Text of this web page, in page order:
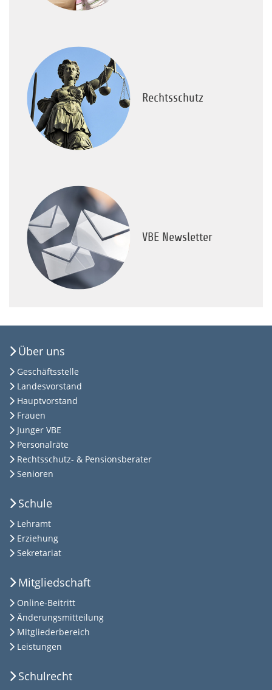
Rechtsschutz
VBE Newsletter
Über uns
Geschäftsstelle
Landesvorstand
Hauptvorstand
Frauen
Junger VBE
Personalräte
Rechtsschutz- & Pensionsberater
Senioren
Schule
Lehramt
Erziehung
Sekretariat
Mitgliedschaft
Online-Beitritt
Änderungsmitteilung
Mitgliederbereich
Leistungen
Schulrecht